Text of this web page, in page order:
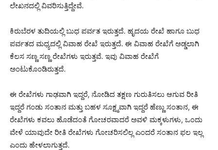
ಲೇಖನದಲ್ಲಿ ವಿವರಿಸುತ್ತಿದ್ದೇವೆ.
ಕಿರುಬೆರಳ ತುದಿಯಲ್ಲಿ ಬುಧ ಪರ್ವತ ಇರುತ್ತದೆ. ಹೃದಯ ರೇಖೆ ಹಾಗೂ ಬುಧ
ಪರ್ವತದ ಮಧ್ಯದಲ್ಲಿ ವಿವಾಹ ರೇಖೆ ಇರುತ್ತದೆ. ಈ ವಿವಾಹ ರೇಖೆಗೆ ಅಡ್ಡಲಾಗಿ
ಕೆಲಸ ಸಣ್ಣ ಸಣ್ಣ ರೇಖೆಗಳು ಇರುತ್ತವೆ. ಇವು ವಿವಾಹ ರೇಖೆಗೆ
ಅಂಟುಕೊಂಡಿರುತ್ತದೆ.
ಈ ರೇಖೆಗಳು ಗಾಢವಾಗಿ ಇದ್ದರೆ, ನೋಡಿದ ತಕ್ಷಣ ಗುರುತಿಸಲು ಆಗುವ ರೀತಿ
ಇದ್ದರೆ ಗಂಡು ಸಂತಾನ ಮತ್ತು ಬಹಳ ಸೂಕ್ಷ್ಮವಾಗಿ ಇದ್ದರೆ ಹೆಣ್ಣು ಸಂತಾನ, ಈ
ರೇಖೆಗಳು ಕವಲು ಹೊಡೆದಂತೆ ಗೋಚರವಾದರೆ ಅವಳಿ ಮಕ್ಕಳುಗಳು, ಒಂದು
ವೇಳೆ ಯಾವುದೇ ರೀತಿ ರೇಖೆಗಳು ಗೋಚರಿಸಲಿಲ್ಲ ಎಂದರೆ ಸಂತಾನ ಫಲ ಇಲ್ಲ
ಎಂದು ಹೇಳಲಾಗುತ್ತದೆ.